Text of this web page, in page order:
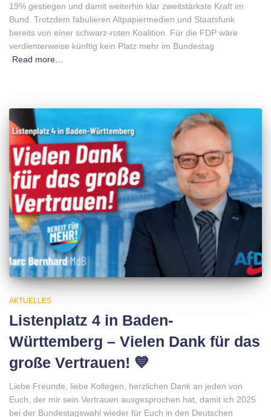
19% gestiegen und damit weiterhin klar zweitstärkste Kraft im
Bund. Trotzdem fabulieren Altpapiermedien und Staatsfunk
bereits von einer schwarz-roten Koalition. Für die FDP wäre
verdienterweise künftig kein Platz mehr im Bundestag
Read more…
AKTUELLES
Listenplatz 4 in Baden-
Württemberg – Vielen Dank für das
große Vertrauen! 💙
Liebe Freunde, liebe Kollegen, herzlichen Dank an jeden von
Euch, der mir sein Vertrauen ausgesprochen hat, damit ich 2025
bei der Bundestagswahl wieder für Euch in den Deutschen